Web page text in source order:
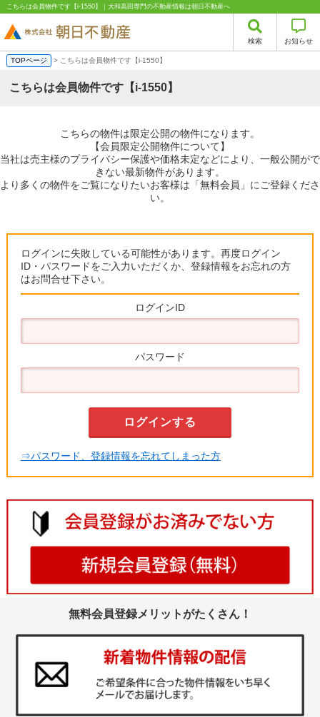
こちらは会員物件です【i-1550】｜大和高田専門の不動産情報は朝日不動産へ
検索 お知らせ
TOPページ > こちらは会員物件です【i-1550】
こちらは会員物件です【i-1550】
こちらの物件は限定公開の物件になります。
【会員限定公開物件について】
当社は売主様のプライバシー保護や価格未定などにより、一般公開がで
きない最新物件があります。
より多くの物件をご覧になりたいお客様は「無料会員」にご登録くださ
い。
ログインに失敗している可能性があります。再度ログイン
ID・パスワードをご入力いただくか、登録情報をお忘れの方
はお問合せ下さい。
ログインID
パスワード
⇒パスワード、登録情報を忘れてしまった方
無料会員登録メリットがたくさん！